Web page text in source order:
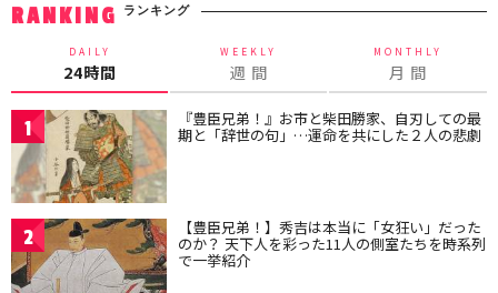
RANKING ランキング
DAILY
24時間
WEEKLY
週 間
MONTHLY
月 間
1 『豊臣兄弟！』お市と柴田勝家、自刃しての最
期と「辞世の句」…運命を共にした２人の悲劇
2 【豊臣兄弟！】秀吉は本当に「女狂い」だった
のか？ 天下人を彩った11人の側室たちを時系列
で一挙紹介